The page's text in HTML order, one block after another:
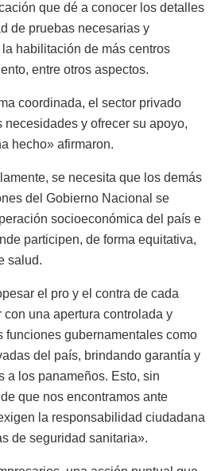
que dé a conocer los detalles
de pruebas necesarias y
habilitación de más centros
entre otros aspectos.
coordinada, el sector privado
necesidades y ofrecer su apoyo,
hecho» afirmaron.
se necesita que los demás
del Gobierno Nacional se
socioeconómica del país e
participen, de forma equitativa,
salud.
el pro y el contra de cada
una apertura controlada y
funciones gubernamentales como
del país, brindando garantía y
a los panameños. Esto, sin
que nos encontramos ante
la responsabilidad ciudadana
de seguridad sanitaria».